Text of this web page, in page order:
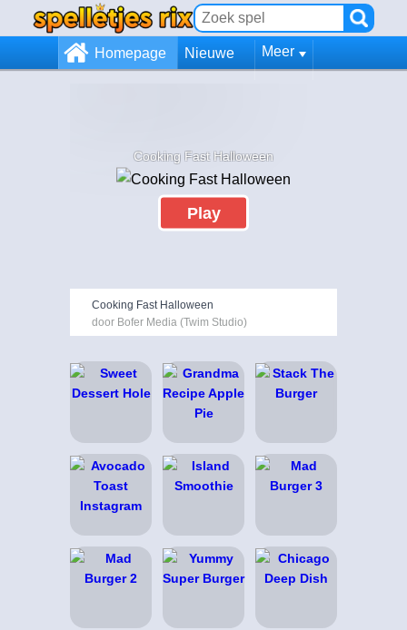
Homepage Nieuwe Meer
Cooking Fast Halloween
Play
Cooking Fast Halloween
door Bofer Media (Twim Studio)